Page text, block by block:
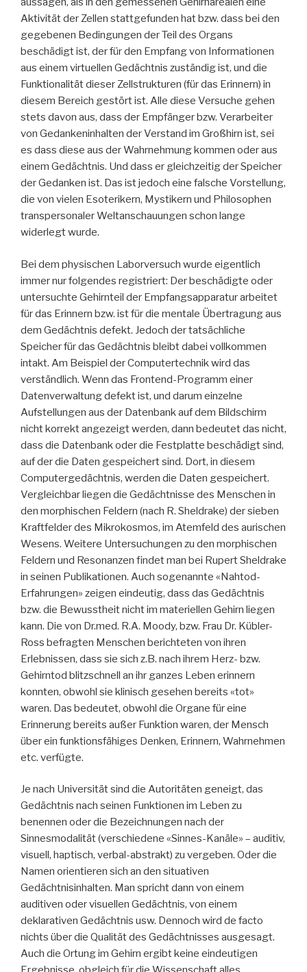
Aktivität der Zellen stattgefunden hat bzw. dass bei den
gegebenen Bedingungen der Teil des Organs
beschädigt ist, der für den Empfang von Informationen
aus einem virtuellen Gedächtnis zuständig ist, und die
Funktionalität dieser Zellstrukturen (für das Erinnern) in
diesem Bereich gestört ist. Alle diese Versuche gehen
stets davon aus, dass der Empfänger bzw. Verarbeiter
von Gedankeninhalten der Verstand im Großhirn ist, sei
es dass diese aus der Wahrnehmung kommen oder aus
einem Gedächtnis. Und dass er gleichzeitig der Speicher
der Gedanken ist. Das ist jedoch eine falsche Vorstellung,
die von vielen Esoterikern, Mystikern und Philosophen
transpersonaler Weltanschauungen schon lange
widerlegt wurde.
Bei dem physischen Laborversuch wurde eigentlich
immer nur folgendes registriert: Der beschädigte oder
untersuchte Gehirnteil der Empfangsapparatur arbeitet
für das Erinnern bzw. ist für die mentale Übertragung aus
dem Gedächtnis defekt. Jedoch der tatsächliche
Speicher für das Gedächtnis bleibt dabei vollkommen
intakt. Am Beispiel der Computertechnik wird das
verständlich. Wenn das Frontend-Programm einer
Datenverwaltung defekt ist, und darum einzelne
Aufstellungen aus der Datenbank auf dem Bildschirm
nicht korrekt angezeigt werden, dann bedeutet das nicht,
dass die Datenbank oder die Festplatte beschädigt sind,
auf der die Daten gespeichert sind. Dort, in diesem
Computergedächtnis, werden die Daten gespeichert.
Vergleichbar liegen die Gedächtnisse des Menschen in
den morphischen Feldern (nach R. Sheldrake) der sieben
Kraftfelder des Mikrokosmos, im Atemfeld des aurischen
Wesens. Weitere Untersuchungen zu den morphischen
Feldern und Resonanzen findet man bei Rupert Sheldrake
in seinen Publikationen. Auch sogenannte «Nahtod-
Erfahrungen» zeigen eindeutig, dass das Gedächtnis
bzw. die Bewusstheit nicht im materiellen Gehirn liegen
kann. Die von Dr.med. R.A. Moody, bzw. Frau Dr. Kübler-
Ross befragten Menschen berichteten von ihren
Erlebnissen, dass sie sich z.B. nach ihrem Herz- bzw.
Gehirntod blitzschnell an ihr ganzes Leben erinnern
konnten, obwohl sie klinisch gesehen bereits «tot»
waren. Das bedeutet, obwohl die Organe für eine
Erinnerung bereits außer Funktion waren, der Mensch
über ein funktionsfähiges Denken, Erinnern, Wahrnehmen
etc. verfügte.
Je nach Universität sind die Autoritäten geneigt, das
Gedächtnis nach seinen Funktionen im Leben zu
benennen oder die Bezeichnungen nach der
Sinnesmodalität (verschiedene «Sinnes-Kanäle» – auditiv,
visuell, haptisch, verbal-abstrakt) zu vergeben. Oder die
Namen orientieren sich an den situativen
Gedächtnisinhalten. Man spricht dann von einem
auditiven oder visuellen Gedächtnis, von einem
deklarativen Gedächtnis usw. Dennoch wird de facto
nichts über die Qualität des Gedächtnisses ausgesagt.
Auch die Ortung im Gehirn ergibt keine eindeutigen